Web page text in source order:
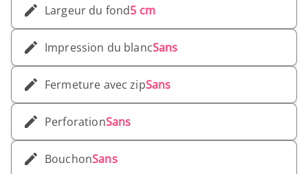
Largeur du fond5 cm
Impression du blancSans
Fermeture avec zipSans
PerforationSans
BouchonSans